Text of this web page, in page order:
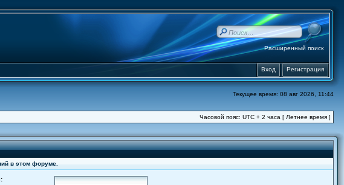
Расширенный поиск
Регистрация
Вход
Текущее время: 08 авг 2026, 11:44
Часовой пояс: UTC + 2 часа [ Летнее время ]
в этом форуме.